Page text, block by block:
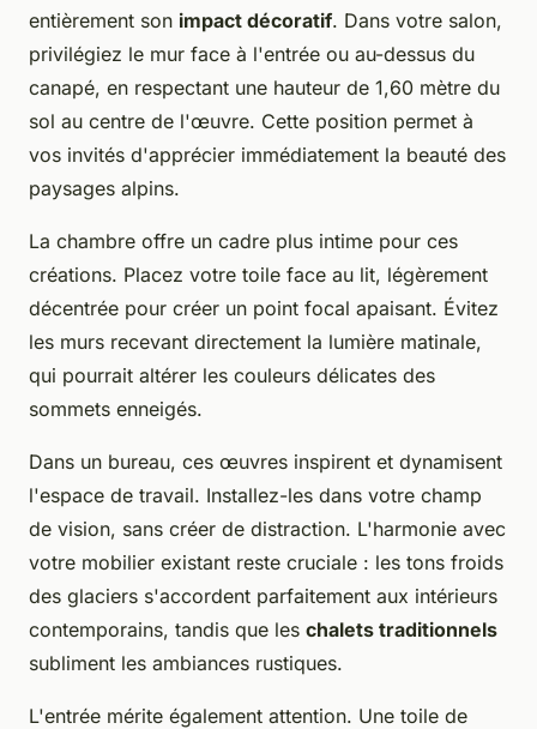
entièrement son impact décoratif. Dans votre salon,
privilégiez le mur face à l'entrée ou au-dessus du
canapé, en respectant une hauteur de 1,60 mètre du
sol au centre de l'œuvre. Cette position permet à
vos invités d'apprécier immédiatement la beauté des
paysages alpins.
La chambre offre un cadre plus intime pour ces
créations. Placez votre toile face au lit, légèrement
décentrée pour créer un point focal apaisant. Évitez
les murs recevant directement la lumière matinale,
qui pourrait altérer les couleurs délicates des
sommets enneigés.
Dans un bureau, ces œuvres inspirent et dynamisent
l'espace de travail. Installez-les dans votre champ
de vision, sans créer de distraction. L'harmonie avec
votre mobilier existant reste cruciale : les tons froids
des glaciers s'accordent parfaitement aux intérieurs
contemporains, tandis que les chalets traditionnels
subliment les ambiances rustiques.
L'entrée mérite également attention. Une toile de